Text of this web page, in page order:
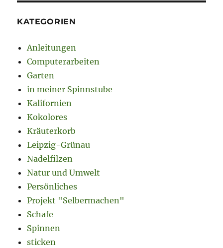
KATEGORIEN
Anleitungen
Computerarbeiten
Garten
in meiner Spinnstube
Kalifornien
Kokolores
Kräuterkorb
Leipzig-Grünau
Nadelfilzen
Natur und Umwelt
Persönliches
Projekt "Selbermachen"
Schafe
Spinnen
sticken